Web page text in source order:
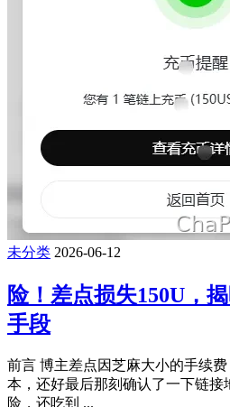
未分类 2026-06-12
险！差点损失150U，
手段
前言 博主差点因芝麻大小的手续
本，还好最后那刻确认了一下链
险，还吃到 ...